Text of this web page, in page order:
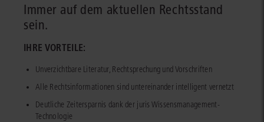
Immer auf dem aktuellen Rechtsstand
sein.
IHRE VORTEILE:
Unverzichtbare Literatur, Rechtsprechung und Vorschriften
Alle Rechtsinformationen sind untereinander intelligent vernetzt
Deutliche Zeitersparnis dank der juris Wissensmanagement-
Technologie